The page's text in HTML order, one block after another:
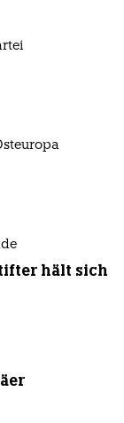
hält sich